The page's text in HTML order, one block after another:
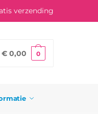
verzending
€ 0,00 0